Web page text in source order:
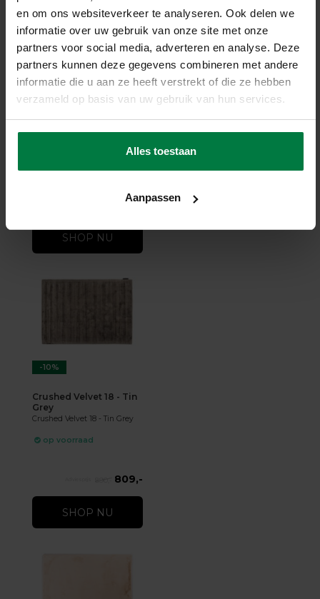
en om ons websiteverkeer te analyseren. Ook delen we
informatie over uw gebruik van onze site met onze
partners voor social media, adverteren en analyse. Deze
partners kunnen deze gegevens combineren met andere
informatie die u aan ze heeft verstrekt of die ze hebben
verzameld op basis van uw gebruik van hun services.
Alles toestaan
Aanpassen
Crushed Velvet 15 -
Mountain Dew
809,-
SHOP NU
-10%
Crushed Velvet 18 - Tin
Grey
Crushed Velvet 18 - Tin Grey
op voorraad
809,-
SHOP NU